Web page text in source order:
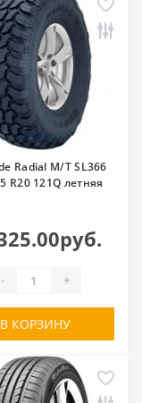
Radial M/T SL366
R20 121Q летняя
- +
В КОРЗИНУ